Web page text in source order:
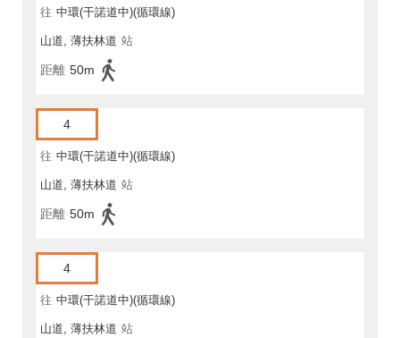
往 中環(干諾道中)(循環線)
山道, 薄扶林道 站
距離 50m
4
往 中環(干諾道中)(循環線)
山道, 薄扶林道 站
距離 50m
4
往 中環(干諾道中)(循環線)
山道, 薄扶林道 站